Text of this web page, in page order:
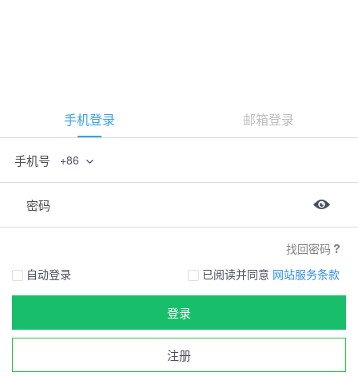
手机登录 邮箱登录
手机号 +86
密码
找回密码
自动登录
已阅读并同意 网站服务条款
登录
注册